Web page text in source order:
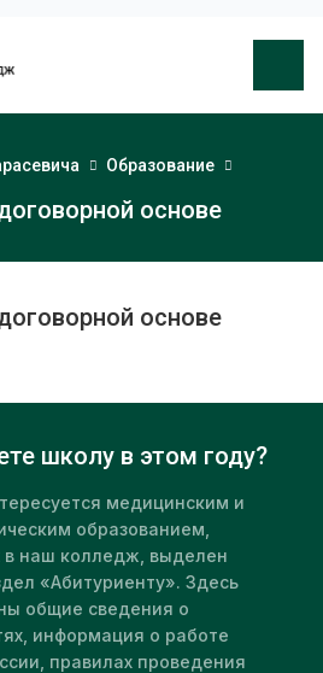
Образование
основе
основе
школу в этом году?
медицинским и
образованием,
в наш колледж, выделен
«Абитуриенту». Здесь
общие сведения о
информация о работе
правилах проведения